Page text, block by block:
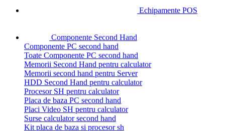
Echipamente POS
Componente Second Hand
Componente PC second hand
Toate Componente PC second hand
Memorii Second Hand pentru calculator
Memorii second hand pentru Server
HDD Second Hand pentru calculator
Procesor SH pentru calculator
Placa de baza PC second hand
Placi Video SH pentru calculator
Surse calculator second hand
Kit placa de baza si procesor sh